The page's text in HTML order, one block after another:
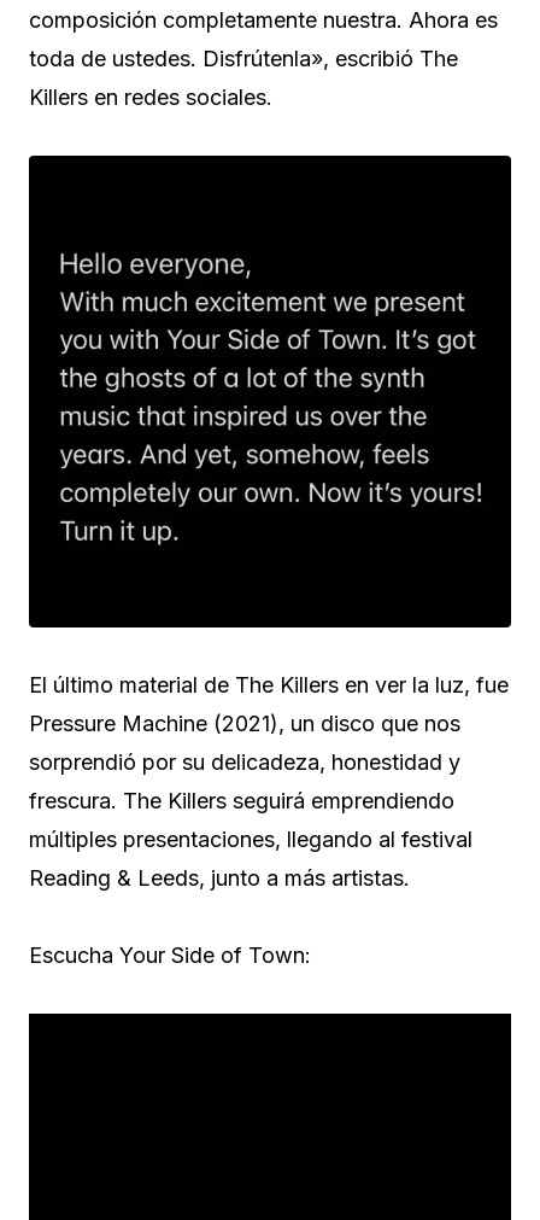
composición completamente nuestra. Ahora es
toda de ustedes. Disfrútenla», escribió The
Killers en redes sociales.
El último material de The Killers en ver la luz, fue
Pressure Machine (2021), un disco que nos
sorprendió por su delicadeza, honestidad y
frescura. The Killers seguirá emprendiendo
múltiples presentaciones, llegando al festival
Reading & Leeds, junto a más artistas.
Escucha Your Side of Town: